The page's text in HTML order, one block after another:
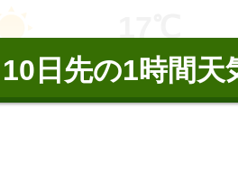
10日先の1時間天